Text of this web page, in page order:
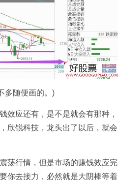
多随便画的。)
效应还有，是不是就会有那种，
欣锐科技，龙头出了以后，就会
荡行情，但是市场的赚钱效应完
你去接力，必然就是大阴棒等着